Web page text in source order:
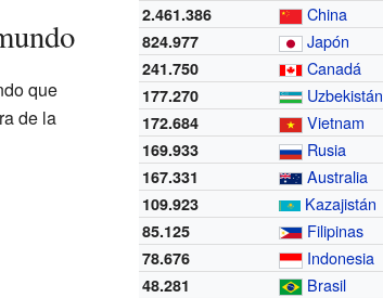
2.461.386 China
824.977 Japón
241.750 Canadá
177.270 Uzbekistán
172.684 Vietnam
169.933 Rusia
167.331 Australia
109.923 Kazajistán
85.125 Filipinas
78.676 Indonesia
48.281 Brasil
que
de la